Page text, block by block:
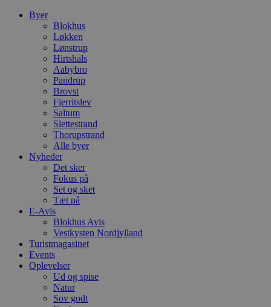
Byer
Blokhus
Løkken
Lønstrup
Hirtshals
Aabybro
Pandrup
Brovst
Fjerritslev
Saltum
Slettestrand
Thorupstrand
Alle byer
Nyheder
Det sker
Fokus på
Set og sket
Tæt på
E-Avis
Blokhus Avis
Vestkysten Nordjylland
Turistmagasinet
Events
Oplevelser
Ud og spise
Natur
Sov godt